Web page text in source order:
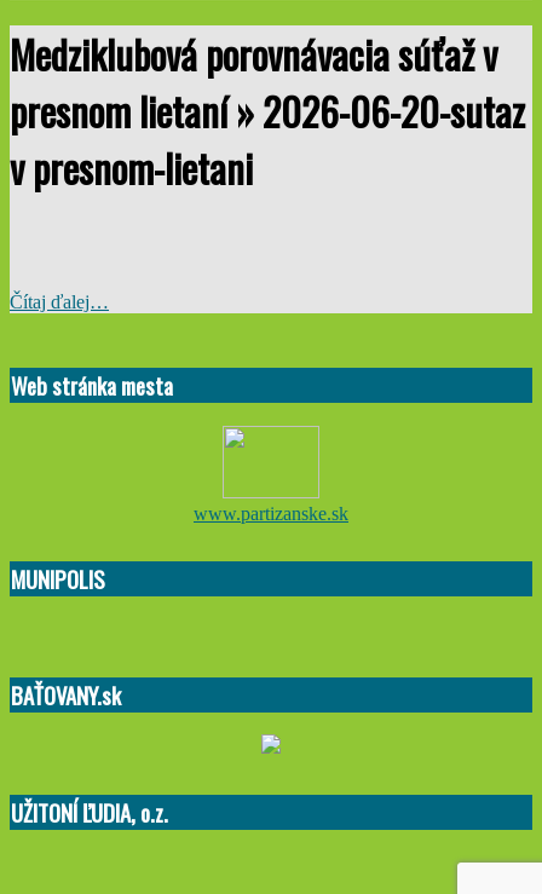
Medziklubová porovnávacia súťaž v
presnom lietaní »2026-06-20-sutaz
v presnom-lietani
Čítaj ďalej…
06-
09
Web stránka mesta
www.partizanske.sk
MUNIPOLIS
BAŤOVANY.sk
UŽITONÍ ĽUDIA, o.z.